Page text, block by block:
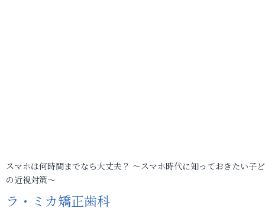
スマホは何時間までなら大丈夫？ ～スマホ時代に知っておきたい子
の近視対策～
ラ・ミカ矯正歯科